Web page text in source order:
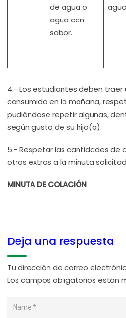
de agua o
agua con
sabor.
4.- Los estudiantes deben traer
consumida en la mañana,
pudiéndose repetir algunas,
según gusto de su hijo(a).
5.- Respetar las cantidades de
otros extras a la minuta
MINUTA DE COLACIÓN
Deja una respuesta
Tu dirección de correo
Los campos obligatorios están